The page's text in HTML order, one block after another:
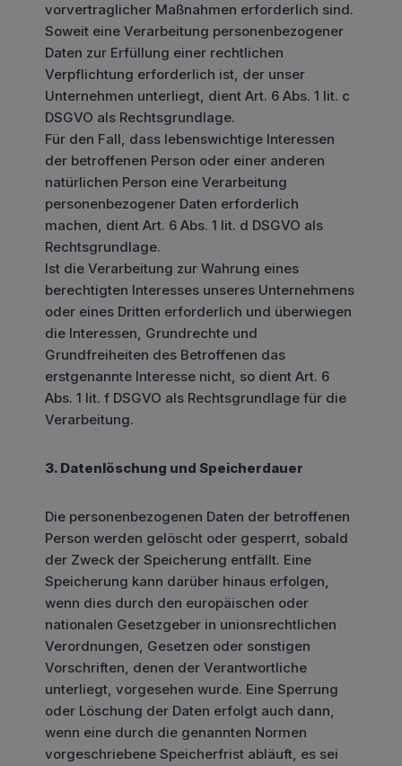
vorvertraglicher Maßnahmen erforderlich sind.
Soweit eine Verarbeitung personenbezogener
Daten zur Erfüllung einer rechtlichen
Verpflichtung erforderlich ist, der unser
Unternehmen unterliegt, dient Art. 6 Abs. 1 lit. c
DSGVO als Rechtsgrundlage.
Für den Fall, dass lebenswichtige Interessen
der betroffenen Person oder einer anderen
natürlichen Person eine Verarbeitung
personenbezogener Daten erforderlich
machen, dient Art. 6 Abs. 1 lit. d DSGVO als
Rechtsgrundlage.
Ist die Verarbeitung zur Wahrung eines
berechtigten Interesses unseres Unternehmens
oder eines Dritten erforderlich und überwiegen
die Interessen, Grundrechte und
Grundfreiheiten des Betroffenen das
erstgenannte Interesse nicht, so dient Art. 6
Abs. 1 lit. f DSGVO als Rechtsgrundlage für die
Verarbeitung.
3. Datenlöschung und Speicherdauer
Die personenbezogenen Daten der betroffenen
Person werden gelöscht oder gesperrt, sobald
der Zweck der Speicherung entfällt. Eine
Speicherung kann darüber hinaus erfolgen,
wenn dies durch den europäischen oder
nationalen Gesetzgeber in unionsrechtlichen
Verordnungen, Gesetzen oder sonstigen
Vorschriften, denen der Verantwortliche
unterliegt, vorgesehen wurde. Eine Sperrung
oder Löschung der Daten erfolgt auch dann,
wenn eine durch die genannten Normen
vorgeschriebene Speicherfrist abläuft, es sei